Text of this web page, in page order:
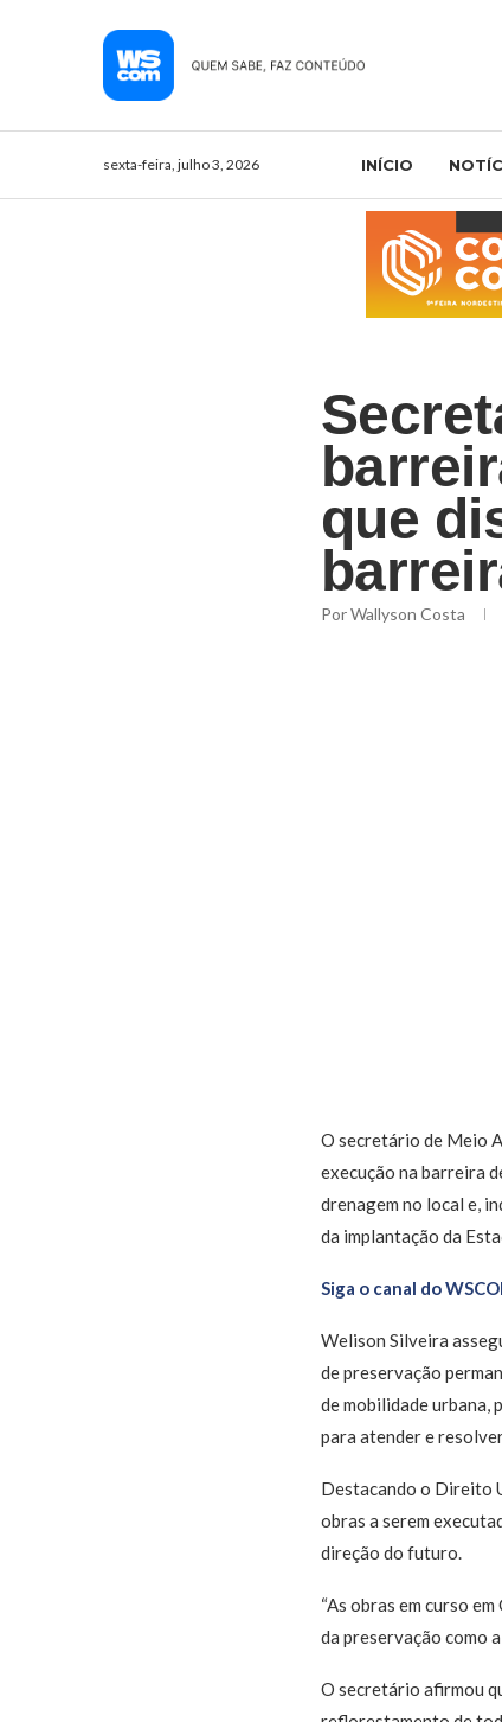
sexta-feira, julho 3, 2026 INÍCIO
que
PorWallyson Costa
O secretário de Meio
execução na barreira
drenagem no local e,
da implantação da
Siga o canal do
Welison Silveira
de preservação
de mobilidade urbana,
para atender e
Destacando o Direito
obras a serem
direção do futuro.
“As obras em curso
da preservação como
O secretário afirmou